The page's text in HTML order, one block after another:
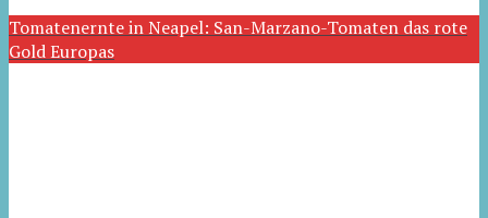
Tomatenernte in Neapel: San-Marzano-Tomaten das rote
Gold Europas